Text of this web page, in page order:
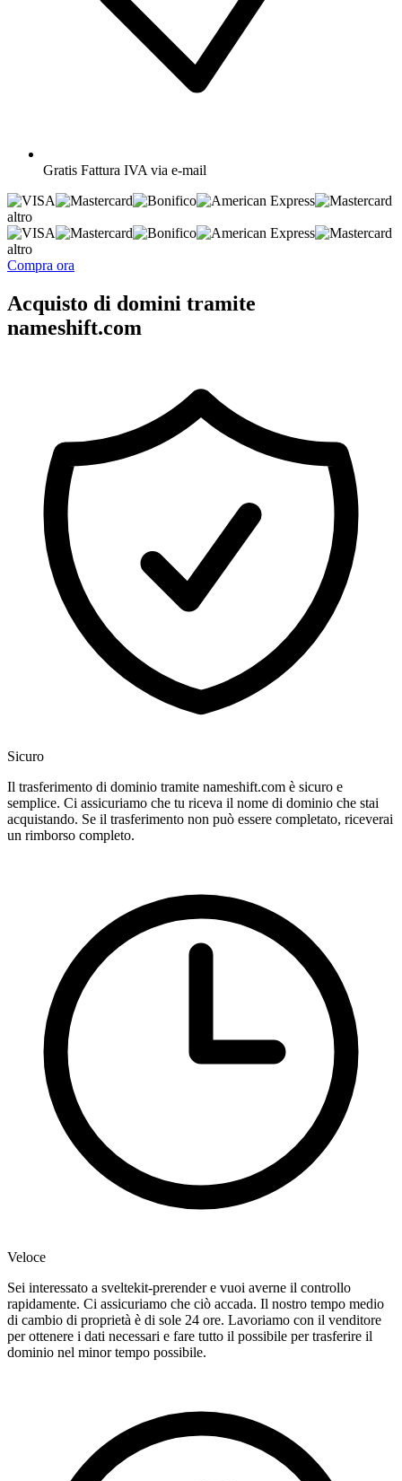
Gratis Fattura IVA via e-mail
altro
altro
Compra ora
Acquisto di domini tramite
nameshift.com
Sicuro
Il trasferimento di dominio tramite nameshift.com è sicuro e
semplice. Ci assicuriamo che tu riceva il nome di dominio che stai
acquistando. Se il trasferimento non può essere completato, riceverai
un rimborso completo.
Veloce
Sei interessato a sveltekit-prerender e vuoi averne il controllo
rapidamente. Ci assicuriamo che ciò accada. Il nostro tempo medio
di cambio di proprietà è di sole 24 ore. Lavoriamo con il venditore
per ottenere i dati necessari e fare tutto il possibile per trasferire il
dominio nel minor tempo possibile.